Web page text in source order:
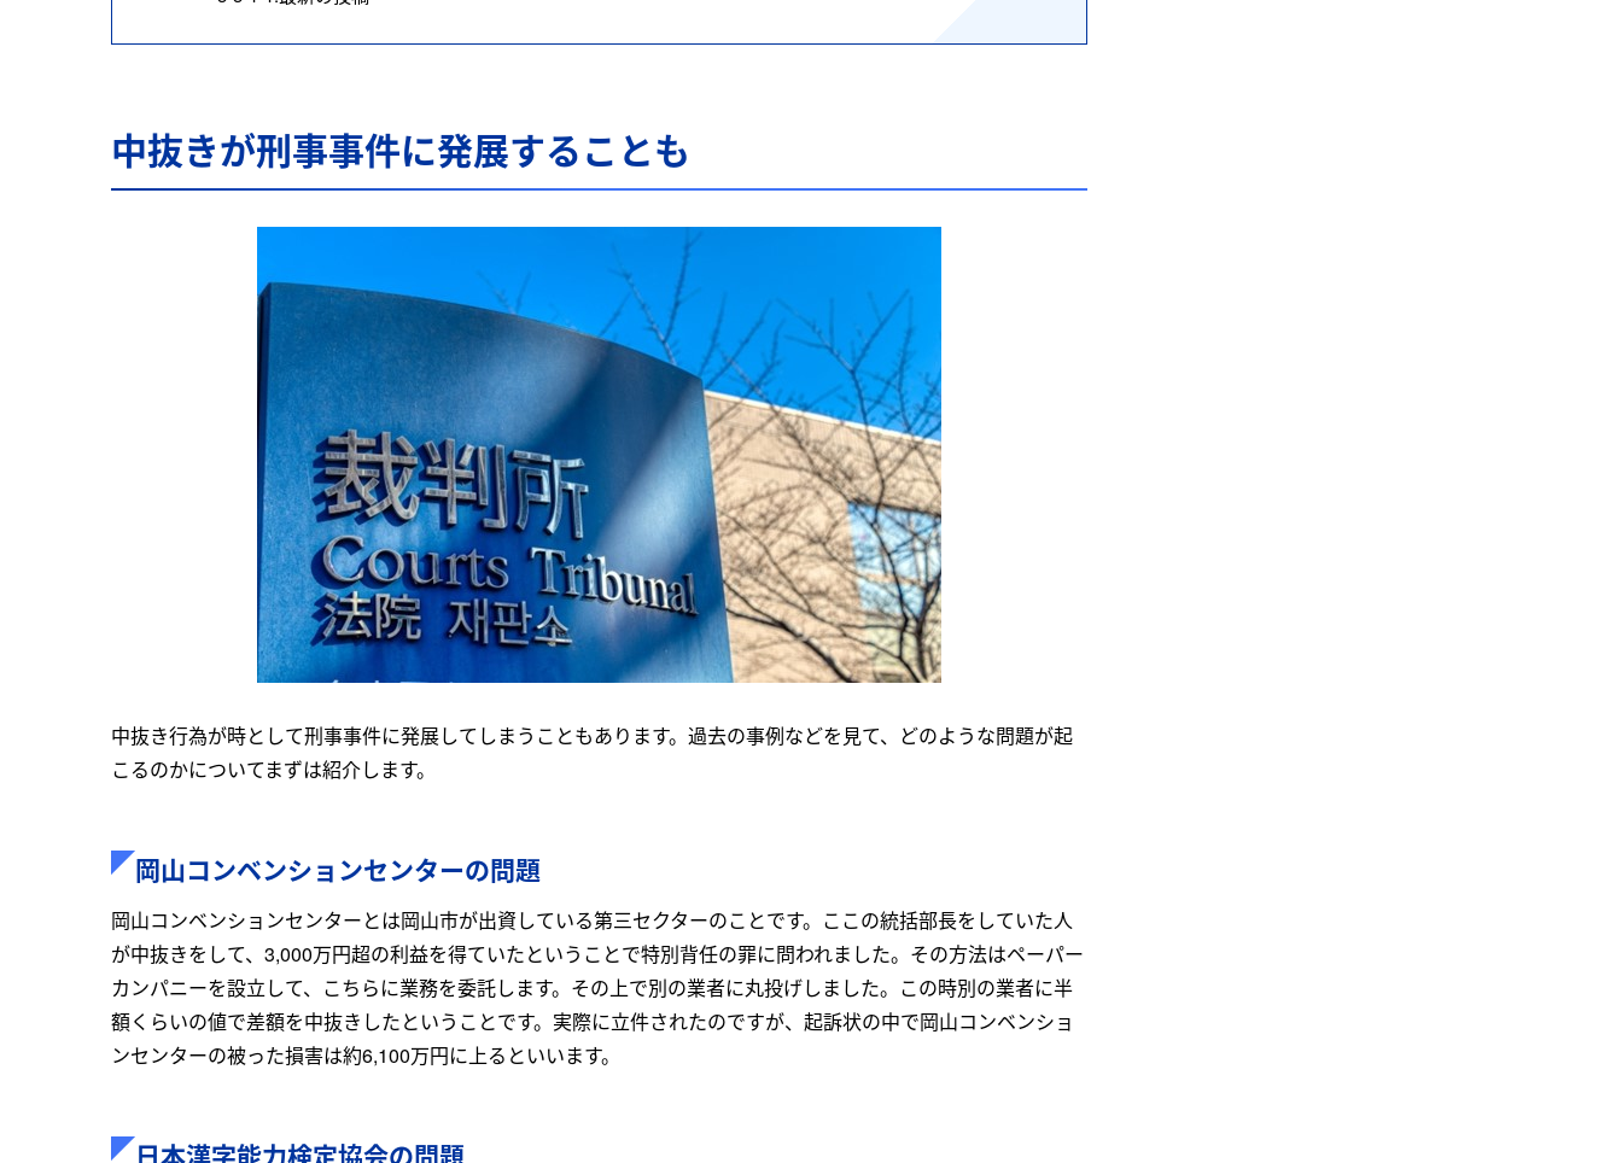
中抜きが刑事事件に発展することも
中抜き行為が時として刑事事件に発展してしまうこともあります。過去の事例などを見て、どのような問題が起
こるのかについてまずは紹介します。
岡山コンベンションセンターの問題
岡山コンベンションセンターとは岡山市が出資している第三セクターのことです。ここの統括部長をしていた人
が中抜きをして、3,000万円超の利益を得ていたということで特別背任の罪に問われました。その方法はペーパー
カンパニーを設立して、こちらに業務を委託します。その上で別の業者に丸投げしました。この時別の業者に半
額くらいの値で差額を中抜きしたということです。実際に立件されたのですが、起訴状の中で岡山コンベンショ
ンセンターの被った損害は約6,100万円に上るといいます。
日本漢字能力検定協会の問題